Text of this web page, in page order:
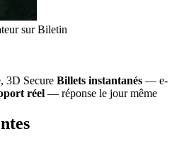
sur Biletin
3D Secure Billets instantanés — e-
réel — réponse le jour même